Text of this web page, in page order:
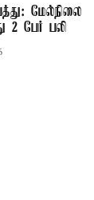
மேல்நிலை
2 பேர் பலி